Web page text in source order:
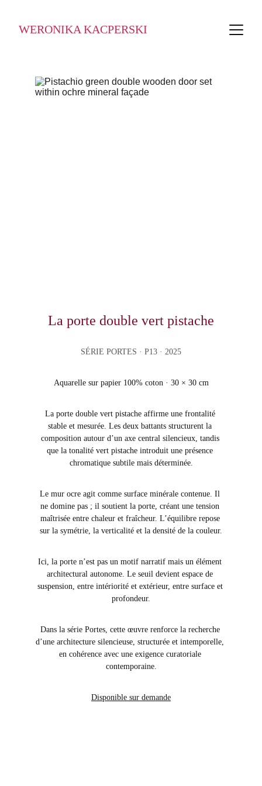
WERONIKA KACPERSKI
La porte double vert pistache
SÉRIE PORTES · P13 · 2025
Aquarelle sur papier 100% coton · 30 × 30 cm
La porte double vert pistache affirme une frontalité
stable et mesurée. Les deux battants structurent la
composition autour d’un axe central silencieux, tandis
que la tonalité vert pistache introduit une présence
chromatique subtile mais déterminée.
Le mur ocre agit comme surface minérale contenue. Il
ne domine pas ; il soutient la porte, créant une tension
maîtrisée entre chaleur et fraîcheur. L’équilibre repose
sur la symétrie, la verticalité et la densité de la couleur.
Ici, la porte n’est pas un motif narratif mais un élément
architectural autonome. Le seuil devient espace de
suspension, entre intériorité et extérieur, entre surface et
profondeur.
Dans la série Portes, cette œuvre renforce la recherche
d’une architecture silencieuse, structurée et intemporelle,
en cohérence avec une exigence curatoriale
contemporaine.
Disponible sur demande